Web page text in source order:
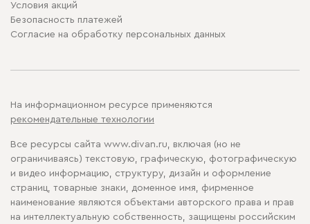
Условия акций
Безопасность платежей
Cогласие на обработку персональных данных
На информационном ресурсе применяются
рекомендательные технологии
Все ресурсы сайта www.divan.ru, включая (но не
ограничиваясь) текстовую, графическую, фотографическую
и видео информацию, структуру, дизайн и оформление
страниц, товарные знаки, доменное имя, фирменное
наименование являются объектами авторского права и прав
на интеллектуальную собственность, защищены российским